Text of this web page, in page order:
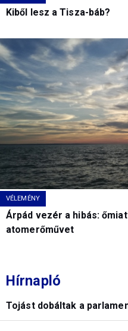
Kiből lesz a Tisza-báb?
VÉLEMÉNY
Árpád vezér a hibás:
atomerőművet
Hírnapló
Tojást dobáltak a